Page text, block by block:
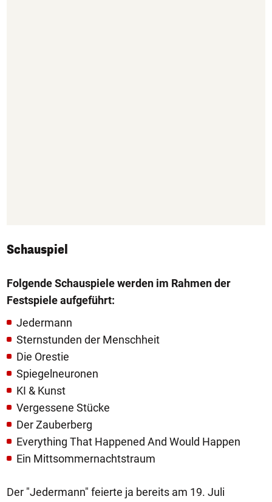
Schauspiel
Folgende Schauspiele werden im Rahmen der
Festspiele aufgeführt:
Jedermann
Sternstunden der Menschheit
Die Orestie
Spiegelneuronen
KI & Kunst
Vergessene Stücke
Der Zauberberg
Everything That Happened And Would Happen
Ein Mittsommernachtstraum
Der "Jedermann" feierte ja bereits am 19. Juli